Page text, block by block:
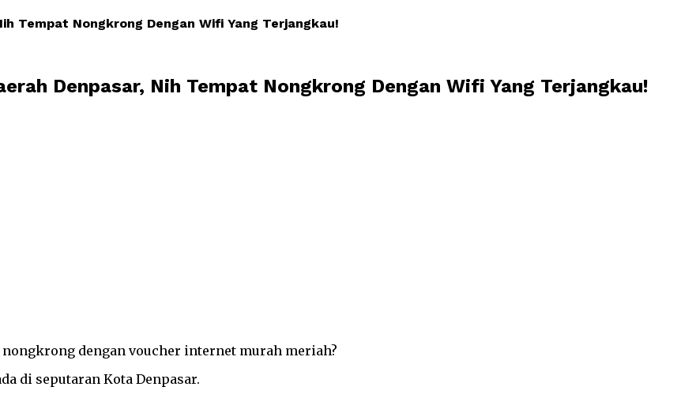
Tempat Nongkrong Dengan Wifi Yang Terjangkau!
Denpasar, Nih Tempat Nongkrong Dengan Wifi Yang Terjangkau!
dengan voucher internet murah meriah?
di seputaran Kota Denpasar.